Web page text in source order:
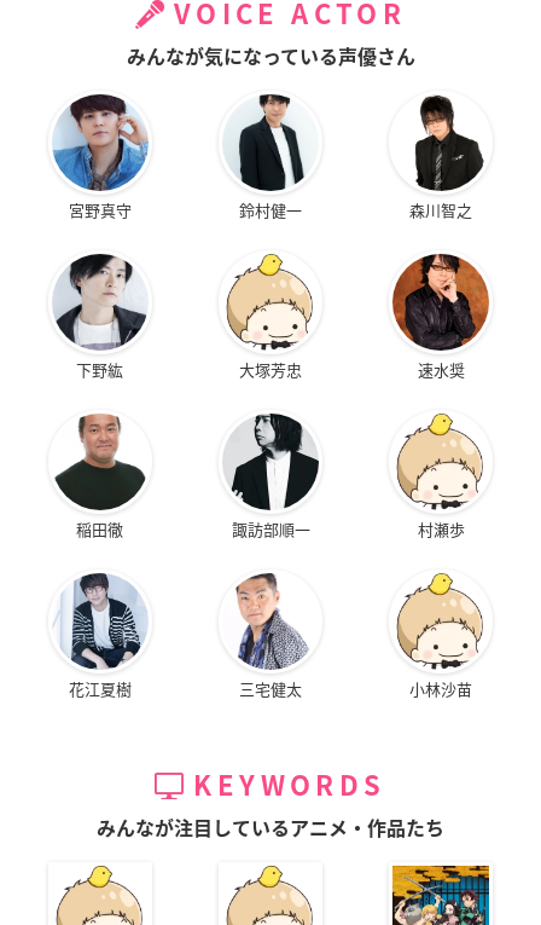
VOICE ACTOR
みんなが気になっている声優さん
宮野真守 鈴村健一 森川智之
下野紘 大塚芳忠 速水奨
稲田徹 諏訪部順一 村瀬歩
花江夏樹 三宅健太 小林沙苗
KEYWORDS
みんなが注目しているアニメ・作品たち